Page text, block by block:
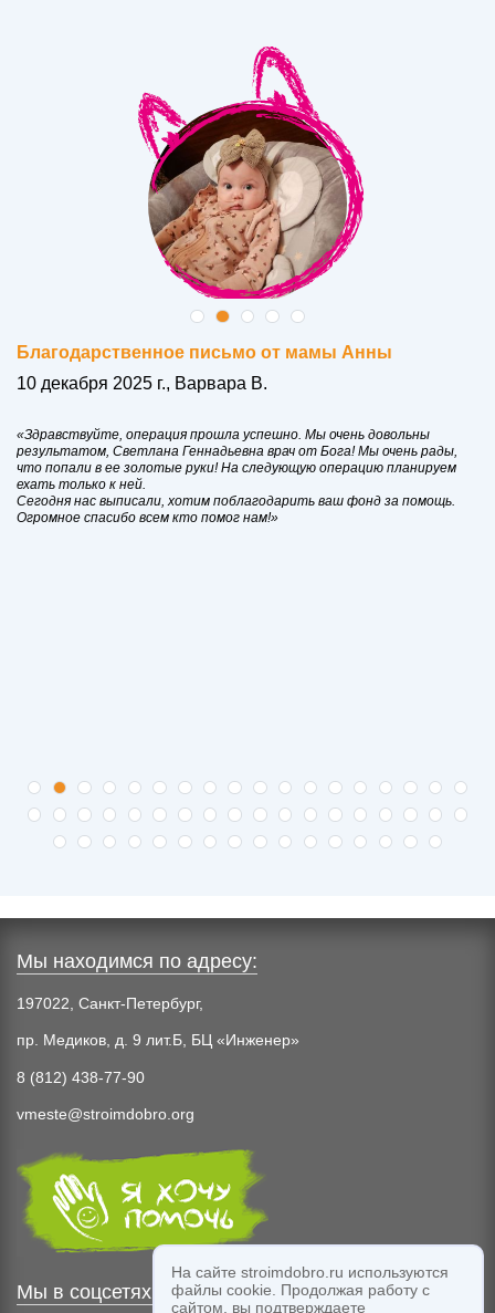
Благодарственное письмо от мамы Анны
10 декабря 2025 г., Варвара В.
«Здравствуйте, операция прошла успешно. Мы очень довольны
результатом, Светлана Геннадьевна врач от Бога! Мы очень рады,
что попали в ее золотые руки! На следующую операцию планируем
ехать только к ней.
Сегодня нас выписали, хотим поблагодарить ваш фонд за помощь.
Огромное спасибо всем кто помог нам!»
Мы находимся по адресу:
197022, Санкт-Петербург,
пр. Медиков, д. 9 лит.Б, БЦ «Инженер»
8 (812) 438-77-90
vmeste@stroimdobro.org
Мы в соцсетях:
На сайте stroimdobro.ru используются
файлы cookie. Продолжая работу с
сайтом, вы подтверждаете